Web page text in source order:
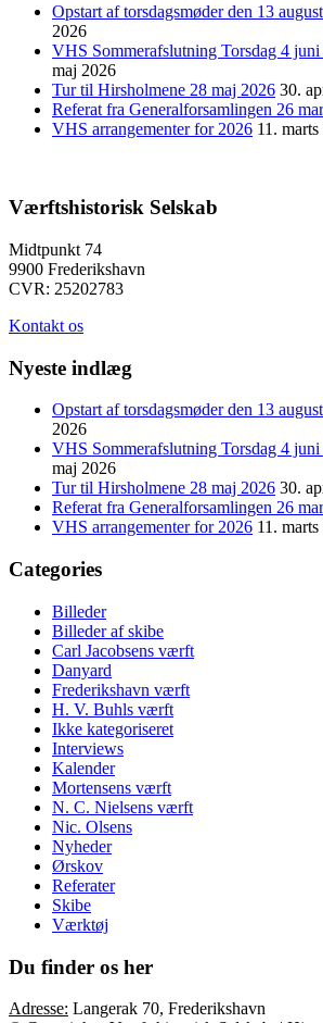
Opstart af torsdagsmøder den 13
2026
VHS Sommerafslutning Torsdag 4
maj 2026
Tur til Hirsholmene 28 maj 2026 30.
Referat fra Generalforsamlingen 26
VHS arrangementer for 2026 11.
Værftshistorisk Selskab
Midtpunkt 74
9900 Frederikshavn
CVR: 25202783
Kontakt os
Nyeste indlæg
Opstart af torsdagsmøder den 13
2026
VHS Sommerafslutning Torsdag 4
maj 2026
Tur til Hirsholmene 28 maj 2026 30.
Referat fra Generalforsamlingen 26
VHS arrangementer for 2026 11.
Categories
Billeder
Billeder af skibe
Carl Jacobsens værft
Danyard
Frederikshavn værft
H. V. Buhls værft
Ikke kategoriseret
Interviews
Kalender
Mortensens værft
N. C. Nielsens værft
Nic. Olsens
Nyheder
Ørskov
Referater
Skibe
Værktøj
Du finder os her
Adresse: Langerak 70, Frederikshavn